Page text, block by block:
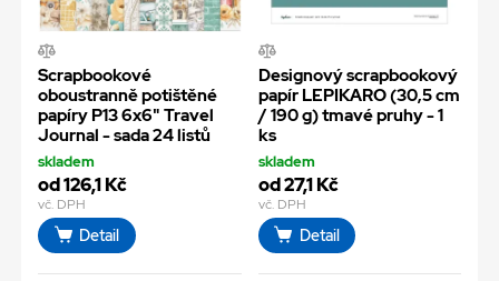
Scrapbookové
oboustranně potištěné
papíry P13 6x6" Travel
Journal - sada 24 listů
skladem
od 126,1 Kč
vč. DPH
Detail
Designový scrapbookový
papír LEPIKARO (30,5 cm
/ 190 g) tmavé pruhy - 1
ks
skladem
od 27,1 Kč
vč. DPH
Detail